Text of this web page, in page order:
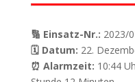
🔢 Einsatz-Nr.: 2023/
🗓 Datum: 22.
⏰ Alarmzeit: 10:44